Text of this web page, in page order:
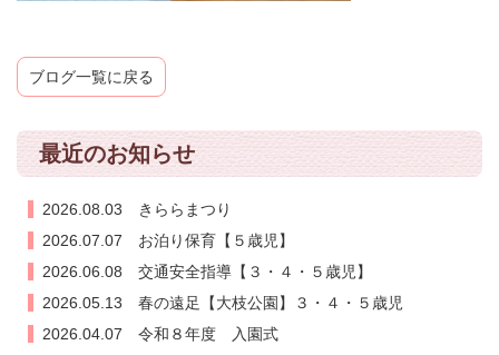
ブログ一覧に戻る
最近のお知らせ
2026.08.03 きららまつり
2026.07.07 お泊り保育【５歳児】
2026.06.08 交通安全指導【３・４・５歳児】
2026.05.13 春の遠足【大枝公園】３・４・５歳児
2026.04.07 令和８年度 入園式